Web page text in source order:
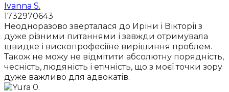
Ivanna S.
1732970643
Неодноразово зверталася до Иріни і Вікторії з
дуже різними питаннями і завжди отримувала
швидке і вископрофесіїне вирішиння проблем.
Також не можу не відмітити абсолютну порядність,
чесність, людяність і етічність, що з моєї точки зору
дуже важливо для адвокатів.